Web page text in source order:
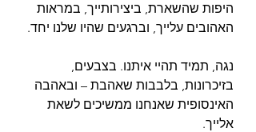
היפות שהשארת, ביצירותייך, במראות
האהובים עלייך, וברגעים שהיו שלנו יחד.
נגה, תמיד תהיי איתנו. בצבעים,
בזיכרונות, בלבבות שאהבת – ובאהבה
האינסופית שאנחנו ממשיכים לשאת
אלייך.